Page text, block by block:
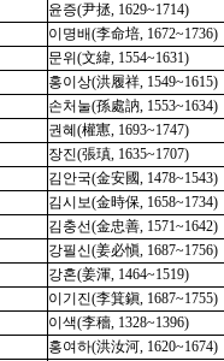
윤증(尹拯, 1629~1714)
이명배(李命培, 1672~1736)
문위(文緯, 1554~1631)
홍이상(洪履祥, 1549~1615)
손처눌(孫處訥, 1553~1634)
권혜(權寭, 1693~1747)
장진(張瑱, 1635~1707)
김안국(金安國, 1478~1543)
김시보(金時保, 1658~1734)
김충선(金忠善, 1571~1642)
강필신(姜必愼, 1687~1756)
강혼(姜渾, 1464~1519)
이기진(李箕鎭, 1687~1755)
이색(李穡, 1328~1396)
홍여하(洪汝河, 1620~1674)